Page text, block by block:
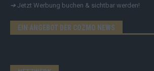
➔ Jetzt Werbung buchen & sichtbar werden!
EIN ANGEBOT DER COZMO NEWS